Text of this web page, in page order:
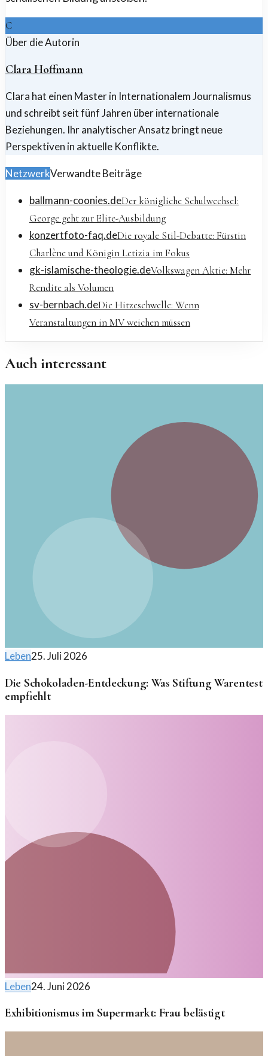
C
Über die Autorin
Clara Hoffmann
Clara hat einen Master in Internationalem Journalismus
und schreibt seit fünf Jahren über internationale
Beziehungen. Ihr analytischer Ansatz bringt neue
Perspektiven in aktuelle Konflikte.
NetzwerkVerwandte Beiträge
ballmann-coonies.deDer königliche Schulwechsel:
George geht zur Elite-Ausbildung
konzertfoto-faq.deDie royale Stil-Debatte: Fürstin
Charlène und Königin Letizia im Fokus
gk-islamische-theologie.deVolkswagen Aktie: Mehr
Rendite als Volumen
sv-bernbach.deDie Hitzeschwelle: Wenn
Veranstaltungen in MV weichen müssen
Auch interessant
Leben25. Juli 2026
Die Schokoladen-Entdeckung: Was Stiftung Warentest
empfiehlt
Leben24. Juni 2026
Exhibitionismus im Supermarkt: Frau belästigt